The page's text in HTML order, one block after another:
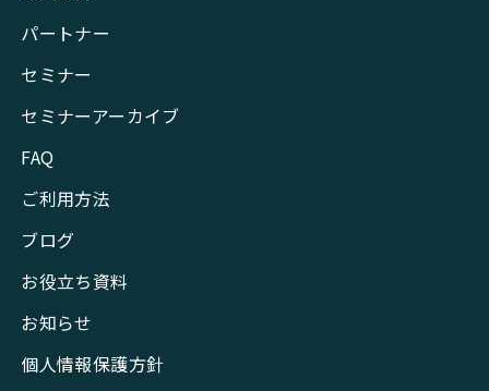
パートナー
セミナー
セミナーアーカイブ
FAQ
ご利用方法
ブログ
お役立ち資料
お知らせ
個人情報保護方針